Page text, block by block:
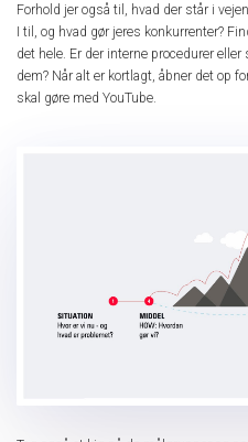
Forhold jer også til, hvad der står i
I til, og hvad gør jeres konkurrenter?
det hele. Er der interne procedurer
dem? Når alt er kortlagt, åbner det op
skal gøre med YouTube.